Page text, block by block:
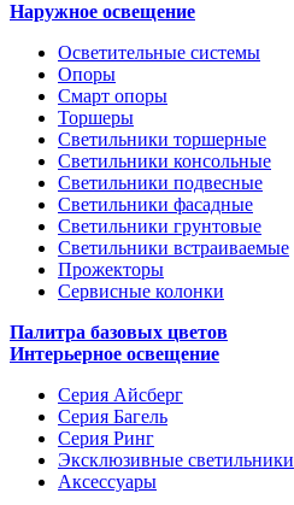
Наружное освещение
Осветительные системы
Опоры
Смарт опоры
Торшеры
Светильники торшерные
Светильники консольные
Светильники подвесные
Светильники фасадные
Светильники грунтовые
Светильники встраиваемые
Прожекторы
Сервисные колонки
Палитра базовых цветов
Интерьерное освещение
Серия Айсберг
Серия Багель
Серия Ринг
Эксклюзивные светильники
Аксессуары